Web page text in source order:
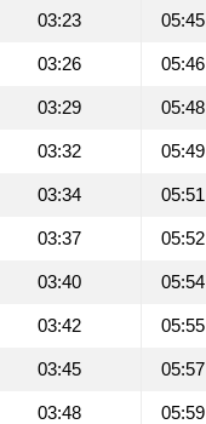
03:23 05:45
03:26 05:46
03:29 05:48
03:32 05:49
03:34 05:51
03:37 05:52
03:40 05:54
03:42 05:55
03:45 05:57
03:48 05:59